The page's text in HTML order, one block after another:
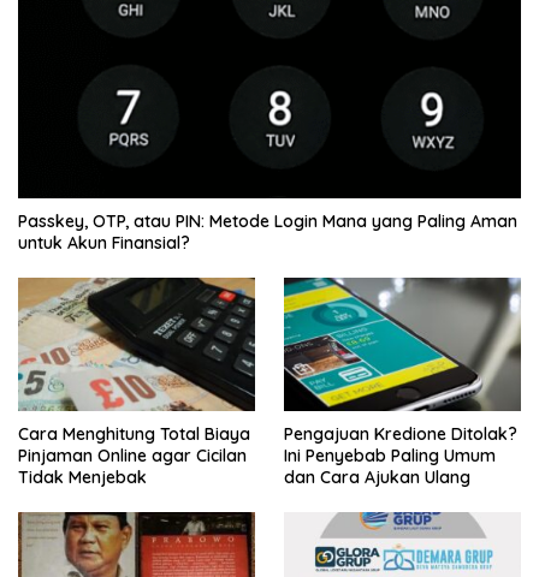
Passkey, OTP, atau PIN: Metode Login Mana yang Paling Aman
untuk Akun Finansial?
Cara Menghitung Total Biaya
Pinjaman Online agar Cicilan
Tidak Menjebak
Pengajuan Kredione Ditolak?
Ini Penyebab Paling Umum
dan Cara Ajukan Ulang